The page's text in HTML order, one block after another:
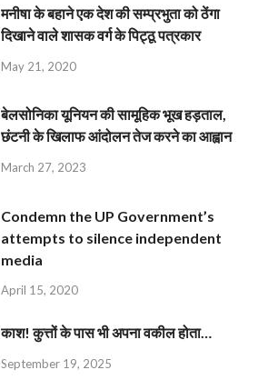
मनीषा के बहाने एक देश की सम्प्रभुता को ठेंगा
दिखाने वाले शासक वर्ग के पिट्ठू पत्रकार
May 21, 2020
बेलसोनिका यूनियन की सामूहिक भूख हड़ताल,
छंटनी के खिलाफ आंदोलन तेज करने का आह्वान
March 27, 2023
Condemn the UP Government’s
attempts to silence independent
media
April 15, 2020
काश! कुत्तों के पास भी अपना वकील होता…
September 19, 2025